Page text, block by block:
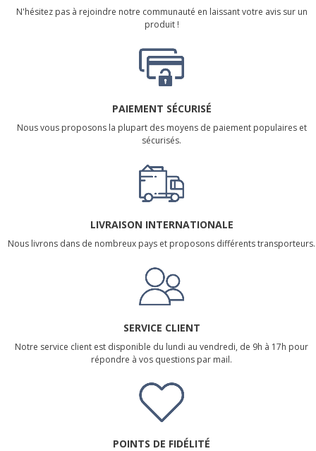
N'hésitez pas à rejoindre notre communauté en laissant votre avis sur un
produit !
PAIEMENT SÉCURISÉ
Nous vous proposons la plupart des moyens de paiement populaires et
sécurisés.
LIVRAISON INTERNATIONALE
Nous livrons dans de nombreux pays et proposons différents transporteurs.
SERVICE CLIENT
Notre service client est disponible du lundi au vendredi, de 9h à 17h pour
répondre à vos questions par mail.
POINTS DE FIDÉLITÉ